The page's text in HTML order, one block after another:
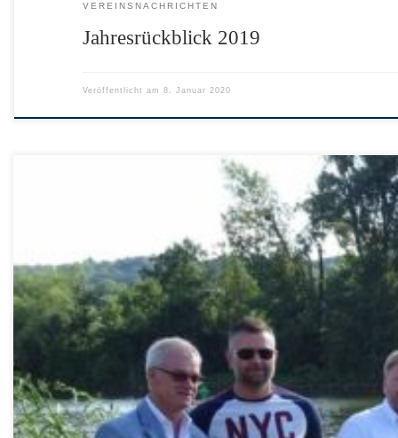
VEREINSNACHRICHTEN
Jahresrückblick 2019
Veröffentlicht am 8. Januar 2020